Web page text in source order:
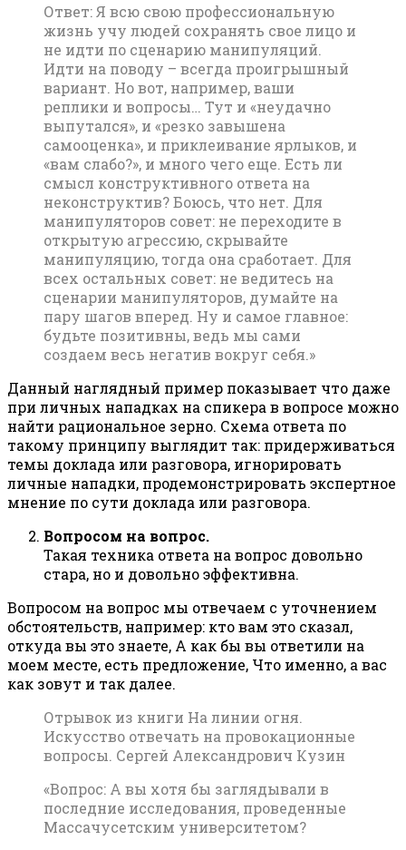
Ответ: Я всю свою профессиональную
жизнь учу людей сохранять свое лицо и
не идти по сценарию манипуляций.
Идти на поводу – всегда проигрышный
вариант. Но вот, например, ваши
реплики и вопросы… Тут и «неудачно
выпутался», и «резко завышена
самооценка», и приклеивание ярлыков, и
«вам слабо?», и много чего еще. Есть ли
смысл конструктивного ответа на
неконструктив? Боюсь, что нет. Для
манипуляторов совет: не переходите в
открытую агрессию, скрывайте
манипуляцию, тогда она сработает. Для
всех остальных совет: не ведитесь на
сценарии манипуляторов, думайте на
пару шагов вперед. Ну и самое главное:
будьте позитивны, ведь мы сами
создаем весь негатив вокруг себя.»
Данный наглядный пример показывает что даже
при личных нападках на спикера в вопросе можно
найти рациональное зерно. Схема ответа по
такому принципу выглядит так: придерживаться
темы доклада или разговора, игнорировать
личные нападки, продемонстрировать экспертное
мнение по сути доклада или разговора.
Вопросом на вопрос.
Такая техника ответа на вопрос довольно
стара, но и довольно эффективна.
Вопросом на вопрос мы отвечаем с уточнением
обстоятельств, например: кто вам это сказал,
откуда вы это знаете, А как бы вы ответили на
моем месте, есть предложение, Что именно, а вас
как зовут и так далее.
Отрывок из книги На линии огня.
Искусство отвечать на провокационные
вопросы. Сергей Александрович Кузин
«Вопрос: А вы хотя бы заглядывали в
последние исследования, проведенные
Массачусетским университетом?